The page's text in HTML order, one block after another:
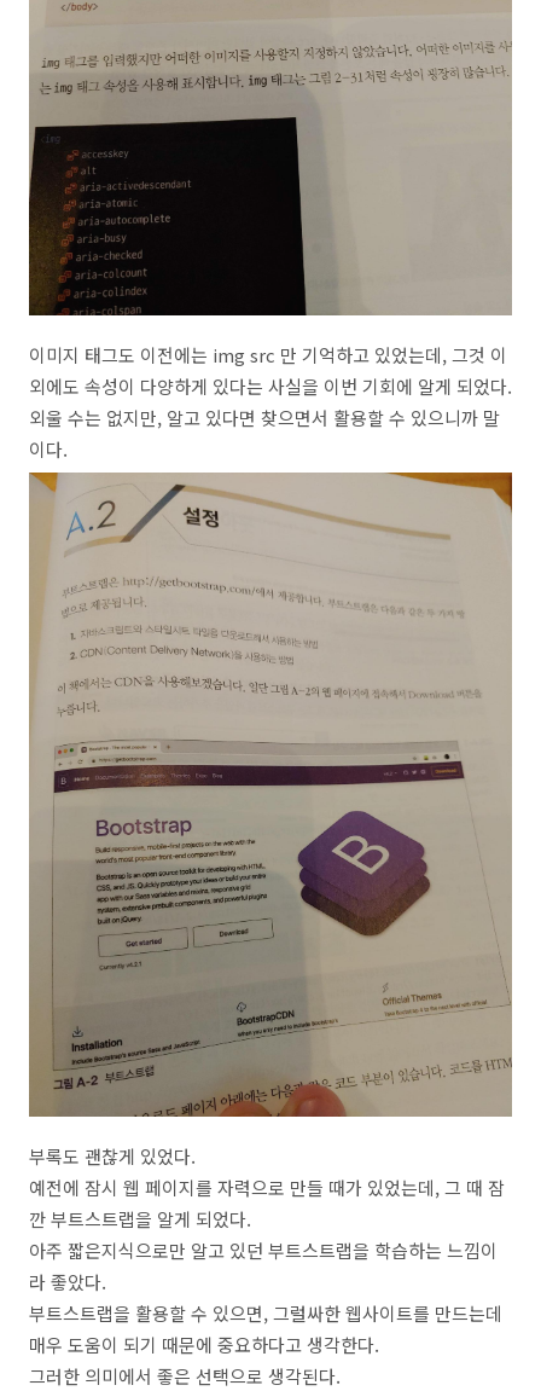
이미지 태그도 이전에는 img src 만 기억하고 있었는데, 그것 이
외에도 속성이 다양하게 있다는 사실을 이번 기회에 알게 되었다.
외울 수는 없지만, 알고 있다면 찾으면서 활용할 수 있으니까 말
이다.
부록도 괜찮게 있었다.
예전에 잠시 웹 페이지를 자력으로 만들 때가 있었는데, 그 때 잠
깐 부트스트랩을 알게 되었다.
아주 짧은지식으로만 알고 있던 부트스트랩을 학습하는 느낌이
라 좋았다.
부트스트랩을 활용할 수 있으면, 그럴싸한 웹사이트를 만드는데
매우 도움이 되기 때문에 중요하다고 생각한다.
그러한 의미에서 좋은 선택으로 생각된다.